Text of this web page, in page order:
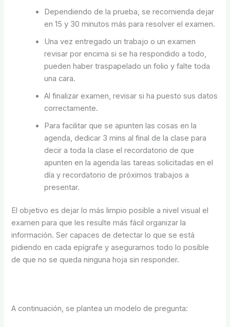
Dependiendo de la prueba, se recomienda dejar
en 15 y 30 minutos más para resolver el examen.
Una vez entregado un trabajo o un examen
revisar por encima si se ha respondido a todo,
pueden haber traspapelado un folio y falte toda
una cara.
Al finalizar examen, revisar si ha puesto sus datos
correctamente.
Para facilitar que se apunten las cosas en la
agenda, dedicar 3 mins al final de la clase para
decir a toda la clase el recordatorio de que
apunten en la agenda las tareas solicitadas en el
día y recordatorio de próximos trabajos a
presentar.
El objetivo es dejar lo más limpio posible a nivel visual el
examen para que les resulte más fácil organizar la
información. Ser capaces de detectar lo que se está
pidiendo en cada epígrafe y asegurarnos todo lo posible
de que no se queda ninguna hoja sin responder.
A continuación, se plantea un modelo de pregunta: